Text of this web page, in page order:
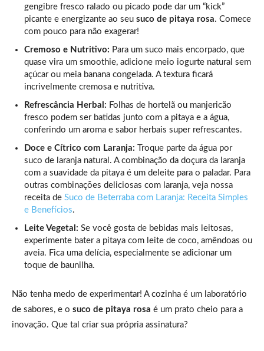
gengibre fresco ralado ou picado pode dar um “kick”
picante e energizante ao seu suco de pitaya rosa. Comece
com pouco para não exagerar!
Cremoso e Nutritivo: Para um suco mais encorpado, que
quase vira um smoothie, adicione meio iogurte natural sem
açúcar ou meia banana congelada. A textura ficará
incrivelmente cremosa e nutritiva.
Refrescância Herbal: Folhas de hortelã ou manjericão
fresco podem ser batidas junto com a pitaya e a água,
conferindo um aroma e sabor herbais super refrescantes.
Doce e Cítrico com Laranja: Troque parte da água por
suco de laranja natural. A combinação da doçura da laranja
com a suavidade da pitaya é um deleite para o paladar. Para
outras combinações deliciosas com laranja, veja nossa
receita de Suco de Beterraba com Laranja: Receita Simples
e Benefícios.
Leite Vegetal: Se você gosta de bebidas mais leitosas,
experimente bater a pitaya com leite de coco, amêndoas ou
aveia. Fica uma delícia, especialmente se adicionar um
toque de baunilha.
Não tenha medo de experimentar! A cozinha é um laboratório
de sabores, e o suco de pitaya rosa é um prato cheio para a
inovação. Que tal criar sua própria assinatura?